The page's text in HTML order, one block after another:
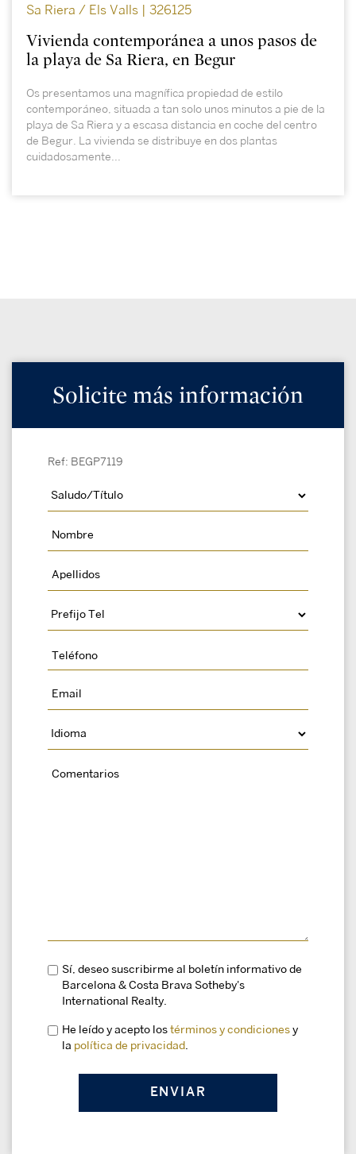
Sa Riera / Els Valls | 326125
Vivienda contemporánea a unos pasos de
la playa de Sa Riera, en Begur
Os presentamos una magnífica propiedad de estilo
contemporáneo, situada a tan solo unos minutos a pie de la
playa de Sa Riera y a escasa distancia en coche del centro
de Begur. La vivienda se distribuye en dos plantas
cuidadosamente...
Solicite más información
Ref: BEGP7119
Sí, deseo suscribirme al boletín informativo de
Barcelona & Costa Brava Sotheby's
International Realty.
He leído y acepto los términos y condiciones y
la política de privacidad